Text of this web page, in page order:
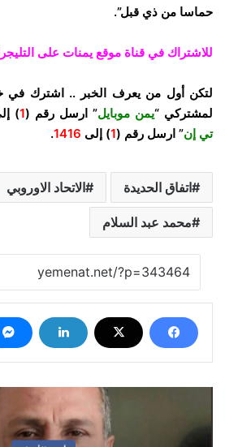
حماسا من ذي قبل”.
للاشتراك في قناة موقع يمنات على
لتكن أول من يعرف الخبر .. اشترك في
لمشتركي “يمن موبايل” ارسل رقم (1
)
تي إن” ارسل رقم (1) إلى 1416
.
اتفاق الحديدة الاتحاد الاوروبي
محمد عبد السلام